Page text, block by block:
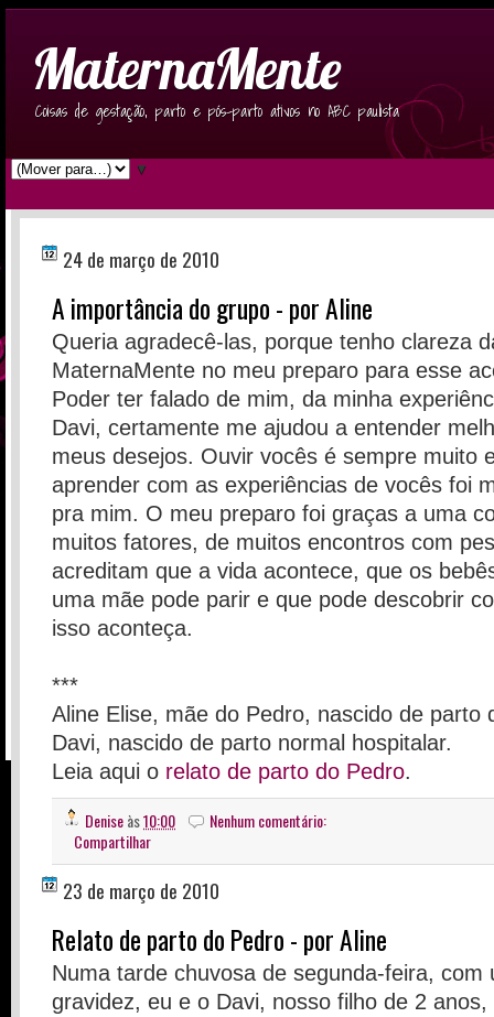
MaternaMente
Coisas de gestação, parto e pós-parto ativos no ABC paulista
▼
24 de março de 2010
A importância do grupo - por Aline
Queria agradecê-las, porque tenho clareza
MaternaMente no meu preparo para esse
Poder ter falado de mim, da minha
Davi, certamente me ajudou a entender
meus desejos. Ouvir vocês é sempre muito
aprender com as experiências de vocês foi
pra mim. O meu preparo foi graças a uma
muitos fatores, de muitos encontros com
acreditam que a vida acontece, que os
uma mãe pode parir e que pode descobrir
isso aconteça.
***
Aline Elise, mãe do Pedro, nascido de parto
Davi, nascido de parto normal hospitalar.
Leia aqui o relato de parto do Pedro.
Deniseàs10:00
Nenhum comentário:
Compartilhar
23 de março de 2010
Relato de parto do Pedro - por Aline
Numa tarde chuvosa de segunda-feira, com
gravidez, eu e o Davi, nosso filho de 2